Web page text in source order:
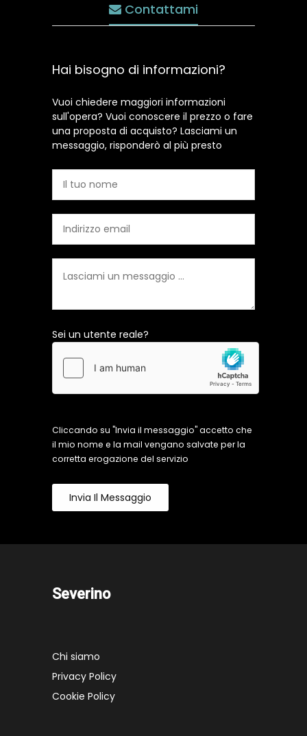
Contattami
Hai bisogno di informazioni?
Vuoi chiedere maggiori informazioni
sull'opera? Vuoi conoscere il prezzo o fare
una proposta di acquisto? Lasciami un
messaggio, risponderò al più presto
Sei un utente reale?
Cliccando su "Invia il messaggio" accetto che
il mio nome e la mail vengano salvate per la
corretta erogazione del servizio
Invia Il Messaggio
Severino
Chi siamo
Privacy Policy
Cookie Policy